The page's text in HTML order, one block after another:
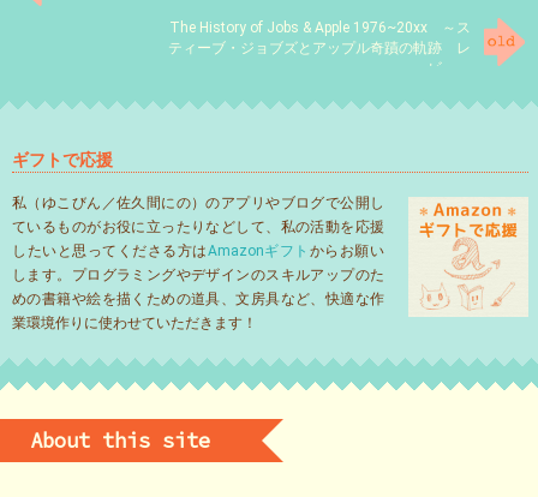
The History of Jobs & Apple 1976~20xx ～ス
ティーブ・ジョブズとアップル奇蹟の軌跡 レ
ビュー
ギフトで応援
私（ゆこびん／佐久間にの）のアプリやブログで公開し
ているものがお役に立ったりなどして、私の活動を応援
したいと思ってくださる方はAmazonギフト からお願い
します。プログラミングやデザインのスキルアップのた
めの書籍や絵を描くための道具、文房具など、快適な作
業環境作りに使わせていただきます！
About this site